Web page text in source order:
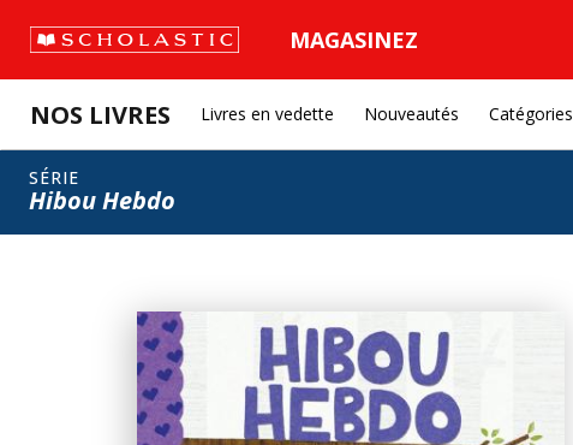
MAGASINEZ
NOS LIVRES Livres en vedette Nouveautés Catégories
SÉRIE
Hibou Hebdo